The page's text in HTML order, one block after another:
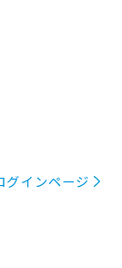
グインページ